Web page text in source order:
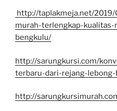
http://taplakmeja.net/
murah-terlengkap-
bengkulu/
http://sarungkursi.com/
terbaru-dari-rejang-
http://